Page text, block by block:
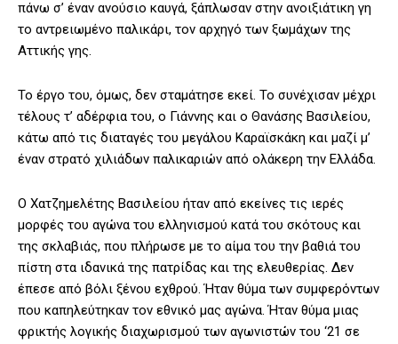
πάνω σ’ έναν ανούσιο καυγά, ξάπλωσαν στην ανοιξιάτικη γη
το αντρειωμένο παλικάρι, τον αρχηγό των ξωμάχων της
Αττικής γης.
Το έργο του, όμως, δεν σταμάτησε εκεί. Το συνέχισαν μέχρι
τέλους τ’ αδέρφια του, ο Γιάννης και ο Θανάσης Βασιλείου,
κάτω από τις διαταγές του μεγάλου Καραϊσκάκη και μαζί μ’
έναν στρατό χιλιάδων παλικαριών από ολάκερη την Ελλάδα.
Ο Χατζημελέτης Βασιλείου ήταν από εκείνες τις ιερές
μορφές του αγώνα του ελληνισμού κατά του σκότους και
της σκλαβιάς, που πλήρωσε με το αίμα του την βαθιά του
πίστη στα ιδανικά της πατρίδας και της ελευθερίας. Δεν
έπεσε από βόλι ξένου εχθρού. Ήταν θύμα των συμφερόντων
που καπηλεύτηκαν τον εθνικό μας αγώνα. Ήταν θύμα μιας
φρικτής λογικής διαχωρισμού των αγωνιστών του ‘21 σε